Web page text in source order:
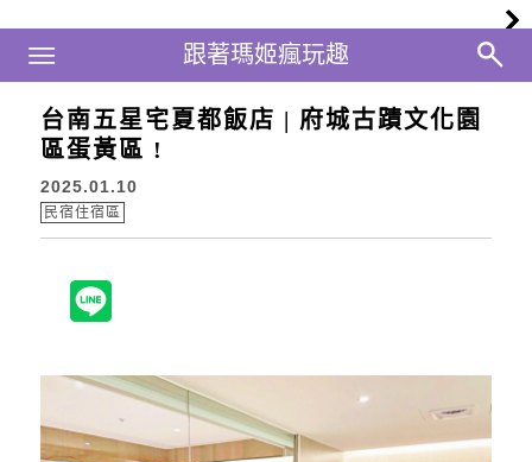
跟著瑪姬瘋玩趣跟著瑪姬瘋玩趣
Main Menu
台南五星宅夏都飯店 | 府城古蹟文化園
區蛋黃區 !
2025.01.10
民宿住宿區